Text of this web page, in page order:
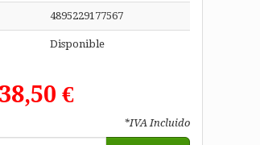
4895229177567
Disponible
38,50 €
*IVA Incluido